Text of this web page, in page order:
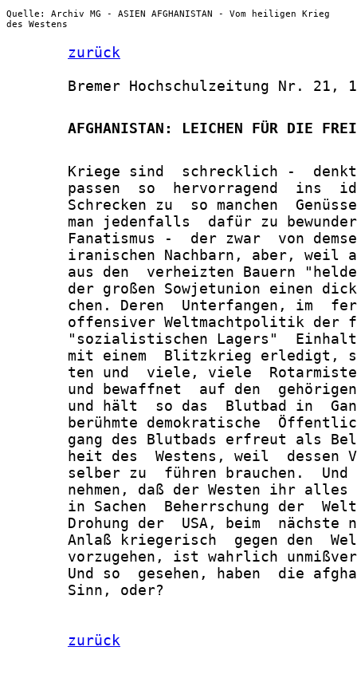
Quelle: Archiv MG - ASIEN AFGHANISTAN - Vom heiligen Krieg
des Westens
zurück
Bremer Hochschulzeitung Nr. 21,
AFGHANISTAN: LEICHEN FÜR DIE
Kriege sind  schrecklich -
passen  so  hervorragend  ins
Schrecken zu  so manchen
man jedenfalls  dafür zu
Fanatismus -  der zwar  von
iranischen Nachbarn, aber, weil
aus den  verheizten Bauern
der großen Sowjetunion einen
chen. Deren  Unterfangen, im
offensiver Weltmachtpolitik der
"sozialistischen Lagers"
mit einem  Blitzkrieg erledigt,
ten und  viele, viele
und bewaffnet  auf den
und hält  so das  Blutbad in
berühmte demokratische
gang des Blutbads erfreut als
heit des  Westens, weil  dessen
selber zu  führen brauchen.
nehmen, daß der Westen ihr
in Sachen  Beherrschung der
Drohung der  USA, beim  nächste
Anlaß kriegerisch  gegen den
vorzugehen, ist wahrlich
Und so  gesehen, haben  die
       Sinn, oder?
zurück